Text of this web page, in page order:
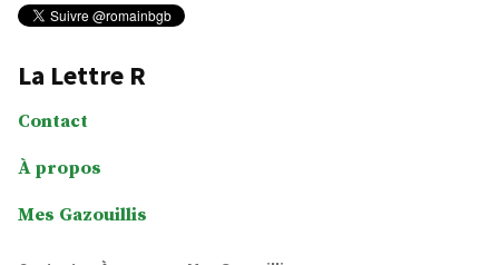
La Lettre R
Contact
À propos
Mes Gazouillis